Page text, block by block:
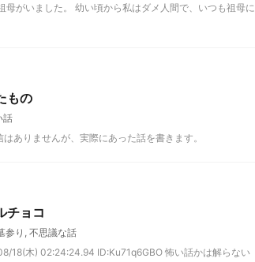
母がいました。 幼い頃から私はダメ人間で、いつも祖母に
もの
話
ありませんが、実際にあった話を書きます。
チョコ
参り 不思議な話
18(木) 02:24:24.94 ID:Ku71q6GBO 怖い話かは解らない